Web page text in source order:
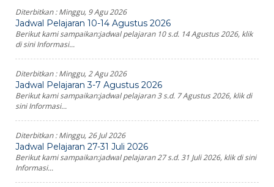
Diterbitkan :Minggu, 9 Agu 2026
Jadwal Pelajaran 10-14 Agustus 2026
Berikut kami sampaikan:jadwal pelajaran 10 s.d. 14 Agustus 2026, klik
di sini Informasi...
Diterbitkan :Minggu, 2 Agu 2026
Jadwal Pelajaran 3-7 Agustus 2026
Berikut kami sampaikan:jadwal pelajaran 3 s.d. 7 Agustus 2026, klik di
sini Informasi...
Diterbitkan :Minggu, 26 Jul 2026
Jadwal Pelajaran 27-31 Juli 2026
Berikut kami sampaikan:jadwal pelajaran 27 s.d. 31 Juli 2026, klik di sini
Informasi...